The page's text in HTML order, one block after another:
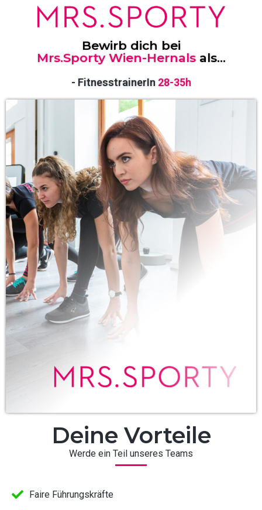
Bewirb dich bei
Mrs.Sporty Wien-Hernalsals...
- FitnesstrainerIn 28-35h
Deine Vorteile
Werde ein Teil unseres Teams
Faire Führungskräfte